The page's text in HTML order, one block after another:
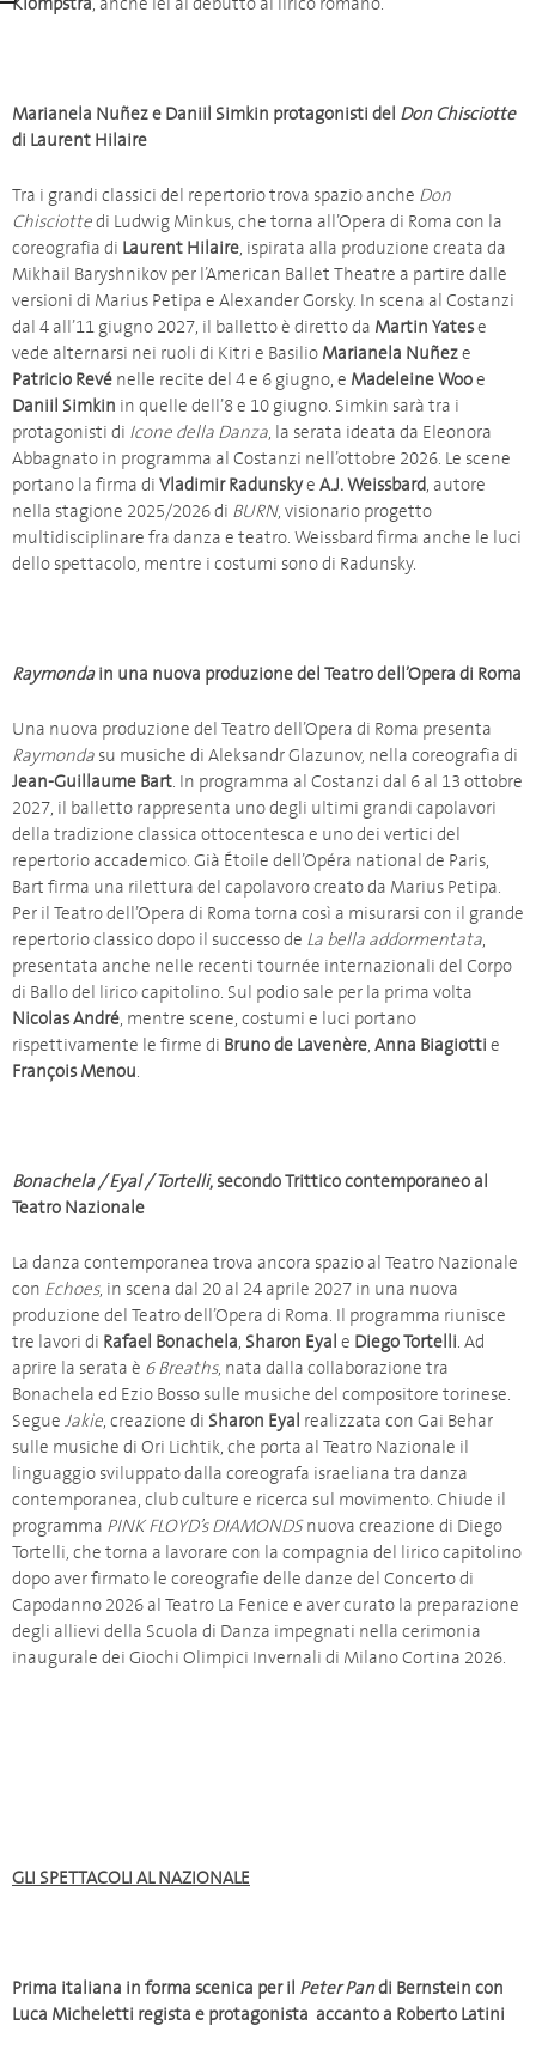
Marianela Nuñez e Daniil Simkin protagonisti del Don Chisciotte
di Laurent Hilaire
Tra i grandi classici del repertorio trova spazio anche Don
Chisciottedi Ludwig Minkus, che torna all’Opera di Roma con la
coreografia di Laurent Hilaire, ispirata alla produzione creata da
Mikhail Baryshnikov per l’American Ballet Theatre a partire dalle
versioni di Marius Petipa e Alexander Gorsky. In scena al Costanzi
dal 4 all’11 giugno 2027, il balletto è diretto da Martin Yatese
vede alternarsi nei ruoli di Kitri e Basilio Marianela Nuñeze
Patricio Revé nelle recite del 4 e 6 giugno, e Madeleine Wooe
Daniil Simkin in quelle dell’8 e 10 giugno. Simkin sarà tra i
protagonisti di Icone della Danza, la serata ideata da Eleonora
Abbagnato in programma al Costanzi nell’ottobre 2026. Le scene
portano la firma di Vladimir Radunskye A.J. Weissbard, autore
nella stagione 2025/2026 di BURN, visionario progetto
multidisciplinare fra danza e teatro. Weissbard firma anche le luci
dello spettacolo, mentre i costumi sono di Radunsky.
Raymondain una nuova produzione del Teatro dell’Opera di Roma
Una nuova produzione del Teatro dell’Opera di Roma presenta
Raymonda su musiche di Aleksandr Glazunov, nella coreografia di
Jean-Guillaume Bart. In programma al Costanzi dal 6 al 13 ottobre
2027, il balletto rappresenta uno degli ultimi grandi capolavori
della tradizione classica ottocentesca e uno dei vertici del
repertorio accademico. Già Étoile dell’Opéra national de Paris,
Bart firma una rilettura del capolavoro creato da Marius Petipa.
Per il Teatro dell’Opera di Roma torna così a misurarsi con il grande
repertorio classico dopo il successo de La bella addormentata,
presentata anche nelle recenti tournée internazionali del Corpo
di Ballo del lirico capitolino. Sul podio sale per la prima volta
Nicolas André, mentre scene, costumi e luci portano
rispettivamente le firme di Bruno de Lavenère, Anna Biagiotti e
François Menou.
Bonachela / Eyal / Tortelli, secondo Trittico contemporaneo al
Teatro Nazionale
La danza contemporanea trova ancora spazio al Teatro Nazionale
con Echoes, in scena dal 20 al 24 aprile 2027 in una nuova
produzione del Teatro dell’Opera di Roma. Il programma riunisce
tre lavori di Rafael Bonachela, Sharon Eyal e Diego Tortelli. Ad
aprire la serata è 6 Breaths, nata dalla collaborazione tra
Bonachela ed Ezio Bosso sulle musiche del compositore torinese.
Segue Jakie, creazione di Sharon Eyal realizzata con Gai Behar
sulle musiche di Ori Lichtik, che porta al Teatro Nazionale il
linguaggio sviluppato dalla coreografa israeliana tra danza
contemporanea, club culture e ricerca sul movimento. Chiude il
programma PINK FLOYD’s DIAMONDSnuova creazione di Diego
Tortelli, che torna a lavorare con la compagnia del lirico capitolino
dopo aver firmato le coreografie delle danze del Concerto di
Capodanno 2026 al Teatro La Fenice e aver curato la preparazione
degli allievi della Scuola di Danza impegnati nella cerimonia
inaugurale dei Giochi Olimpici Invernali di Milano Cortina 2026.
GLI SPETTACOLI AL NAZIONALE
Prima italiana in forma scenica per il Peter Pandi Bernstein con
Luca Micheletti regista e protagonista accanto a Roberto Latini